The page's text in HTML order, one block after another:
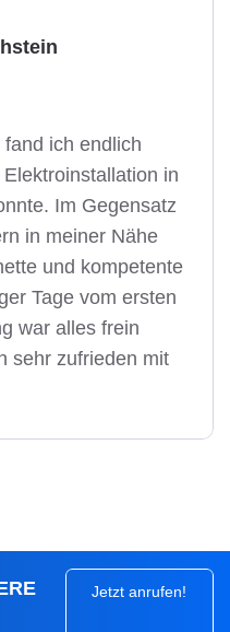
ich endlich
in
Im Gegensatz
in meiner Nähe
und kompetente
Tage vom ersten
war alles frein
sehr zufrieden mit
Jetzt anrufen!